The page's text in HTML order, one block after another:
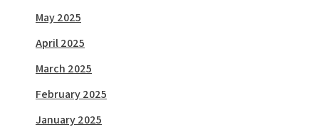
May 2025
April 2025
March 2025
February 2025
January 2025